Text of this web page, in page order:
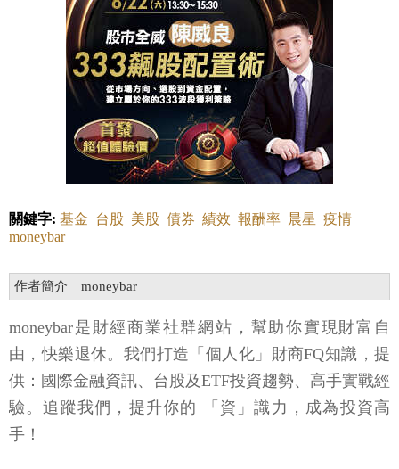
關鍵字: 基金 台股 美股 債券 績效 報酬率 晨星 疫情
moneybar
作者簡介＿moneybar
moneybar是財經商業社群網站，幫助你實現財富自
由，快樂退休。我們打造「個人化」財商FQ知識，提
供：國際金融資訊、台股及ETF投資趨勢、高手實戰經
驗。追蹤我們，提升你的 「資」識力，成為投資高
手！